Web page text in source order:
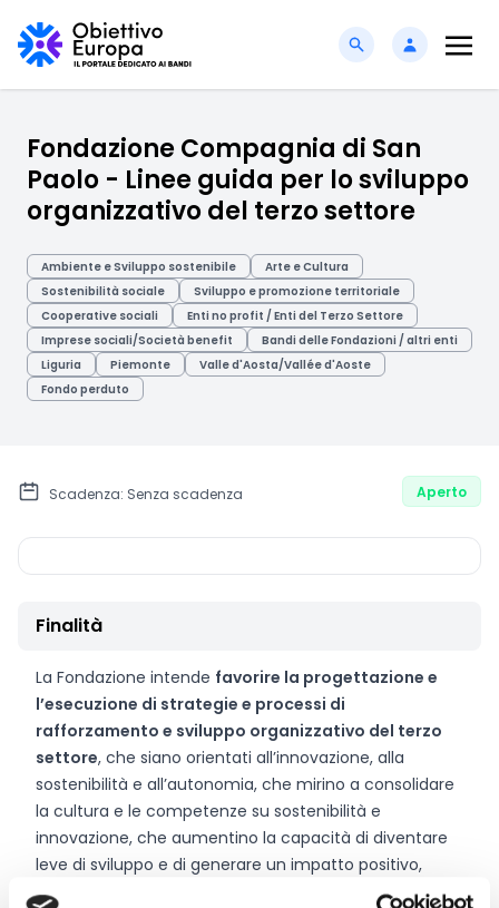
Fondazione Compagnia di San
Paolo - Linee guida per lo sviluppo
organizzativo del terzo settore
Ambiente e Sviluppo sostenibile
Arte e Cultura
Sostenibilità sociale
Sviluppo e promozione territoriale
Cooperative sociali
Enti no profit / Enti del Terzo Settore
Imprese sociali/Società benefit
Bandi delle Fondazioni / altri enti
Liguria
Piemonte
Valle d'Aosta/Vallée d'Aoste
Fondo perduto
Scadenza: Senza scadenza Aperto
Finalità
La Fondazione intende favorire la progettazione e
l’esecuzione di strategie e processi di
rafforzamento e sviluppo organizzativo del terzo
settore, che siano orientati all’innovazione, alla
sostenibilità e all’autonomia, che mirino a consolidare
la cultura e le competenze su sostenibilità e
innovazione, che aumentino la capacità di diventare
leve di sviluppo e di generare un impatto positivo,
diffuso e duraturo su cittadini, lavoratori e società.